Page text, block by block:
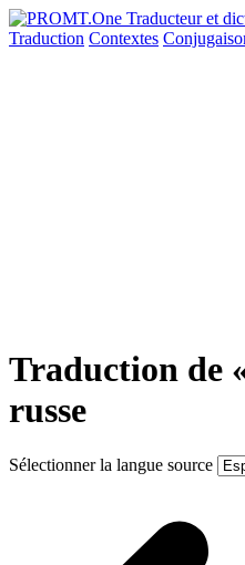
Traduction Contextes
Traduction de
russe
Sélectionner la langue source